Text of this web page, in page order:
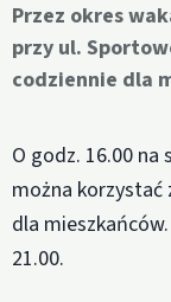
Przez okres
przy ul.
codziennie dla
O godz. 16.00
można
dla
21.00.